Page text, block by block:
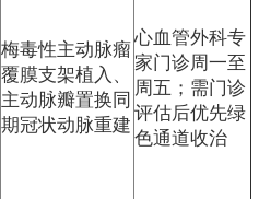
梅毒性主动脉瘤
覆膜支架植入、
主动脉瓣置换同
期冠状动脉重建
心血管外科专
家门诊周一至
周五；需门诊
评估后优先绿
色通道收治